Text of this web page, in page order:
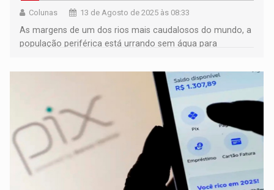
Colunas 13 de Agosto de 2025 às 08:33
As margens de um dos rios mais caudalosos do mundo, a
população periférica está urrando sem água para